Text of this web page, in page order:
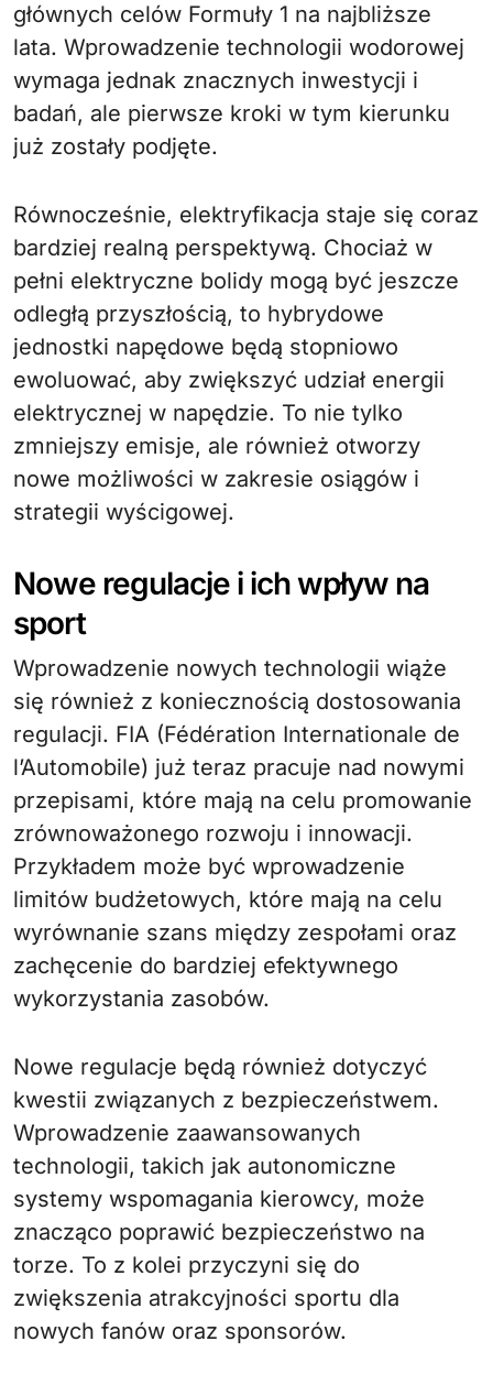
głównych celów Formuły 1 na najbliższe
lata. Wprowadzenie technologii wodorowej
wymaga jednak znacznych inwestycji i
badań, ale pierwsze kroki w tym kierunku
już zostały podjęte.
Równocześnie, elektryfikacja staje się coraz
bardziej realną perspektywą. Chociaż w
pełni elektryczne bolidy mogą być jeszcze
odległą przyszłością, to hybrydowe
jednostki napędowe będą stopniowo
ewoluować, aby zwiększyć udział energii
elektrycznej w napędzie. To nie tylko
zmniejszy emisje, ale również otworzy
nowe możliwości w zakresie osiągów i
strategii wyścigowej.
Nowe regulacje i ich wpływ na
sport
Wprowadzenie nowych technologii wiąże
się również z koniecznością dostosowania
regulacji. FIA (Fédération Internationale de
l’Automobile) już teraz pracuje nad nowymi
przepisami, które mają na celu promowanie
zrównoważonego rozwoju i innowacji.
Przykładem może być wprowadzenie
limitów budżetowych, które mają na celu
wyrównanie szans między zespołami oraz
zachęcenie do bardziej efektywnego
wykorzystania zasobów.
Nowe regulacje będą również dotyczyć
kwestii związanych z bezpieczeństwem.
Wprowadzenie zaawansowanych
technologii, takich jak autonomiczne
systemy wspomagania kierowcy, może
znacząco poprawić bezpieczeństwo na
torze. To z kolei przyczyni się do
zwiększenia atrakcyjności sportu dla
nowych fanów oraz sponsorów.